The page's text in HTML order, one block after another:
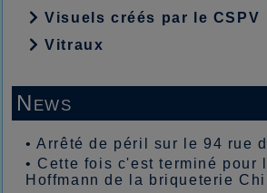
Visuels créés par le CSPV
Vitraux
News
•Arrêté de péril sur le 94 rue
• Cette fois c'est terminé pour
Hoffmann de la briqueterie